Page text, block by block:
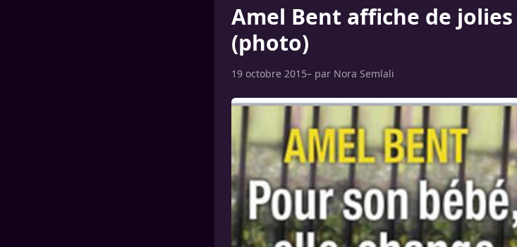
Amel Bent affiche de
(photo)
19 octobre 2015– par Nora Semlali